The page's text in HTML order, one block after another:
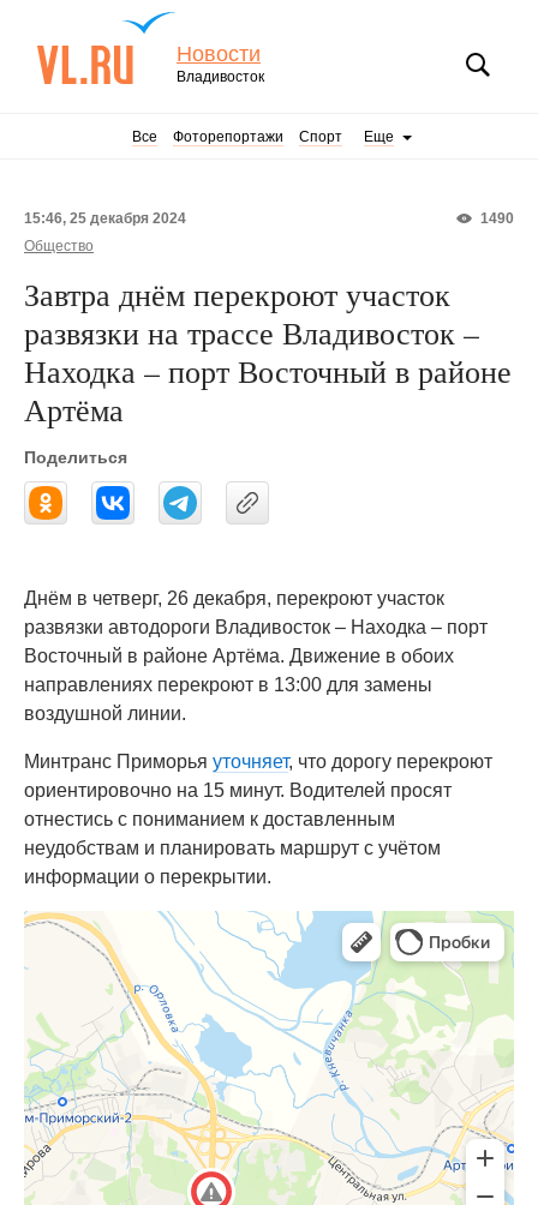
Новости
Владивосток
Все Фоторепортажи Спорт Еще
1490
15:46, 25 декабря 2024
Общество
Завтра днём перекроют участок
развязки на трассе Владивосток –
Находка – порт Восточный в районе
Артёма
Поделиться
Днём в четверг, 26 декабря, перекроют участок
развязки автодороги Владивосток – Находка – порт
Восточный в районе Артёма. Движение в обоих
направлениях перекроют в 13:00 для замены
воздушной линии.
Минтранс Приморья уточняет, что дорогу перекроют
ориентировочно на 15 минут. Водителей просят
отнестись с пониманием к доставленным
неудобствам и планировать маршрут с учётом
информации о перекрытии.